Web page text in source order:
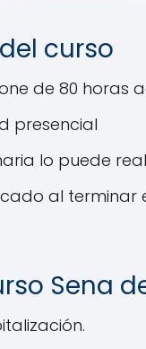
curso
de 80 horas
presencial
lo puede
al terminar
Sena